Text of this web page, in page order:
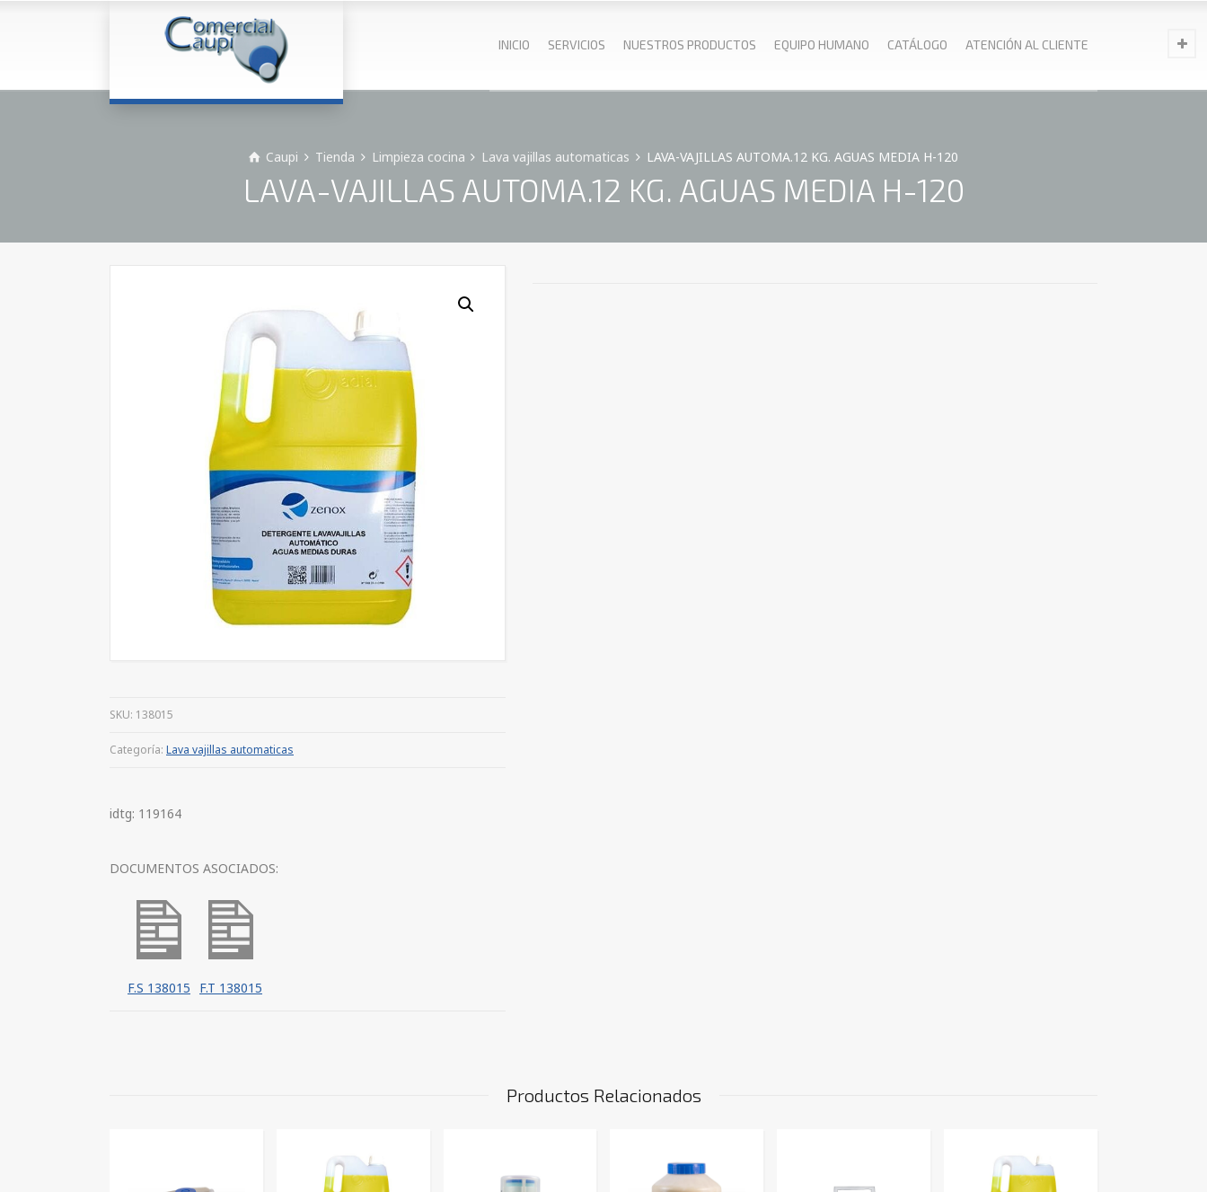
INICIO SERVICIOS NUESTROS PRODUCTOS EQUIPO HUMANO CATÁLOGO ATENCIÓN AL CLIENTE
Caupi Tienda Limpieza cocina Lava vajillas automaticas LAVA-VAJILLAS AUTOMA.12 KG. AGUAS MEDIA H-120
LAVA-VAJILLAS AUTOMA.12 KG. AGUAS MEDIA H-120
SKU: 138015
Categoría: Lava vajillas automaticas
idtg: 119164
DOCUMENTOS ASOCIADOS:
F.S 138015 F.T 138015
Productos Relacionados